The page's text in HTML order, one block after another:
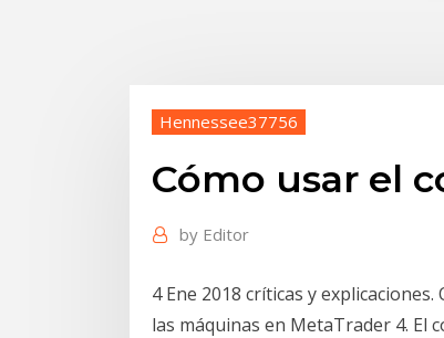
Hennessee37756
Cómo usar el
by Editor
4 Ene 2018 críticas y
las máquinas en MetaTrader 4. El